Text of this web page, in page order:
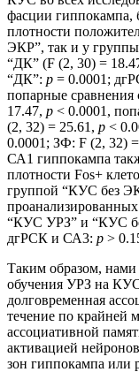
фасции гиппокампа,
плотности
ЭКР”, так и у
“ДК” (F (2, 30) =
“ДК”: p = 0.0001;
попарные сравнения
17.47, p < 0.0001,
(2, 32) = 25.61, p <
0.0001; ЗФ: F (2, 32)
СА1 гиппокампа
плотности Fos+
группой “КУС без
“КУС УРЗ” и “КУС
дгРСК и СА3: p >
Таким образом, нами
обучения УРЗ на
долговременная
течение по крайней
ассоциативной
активацией
зон гиппокампа или